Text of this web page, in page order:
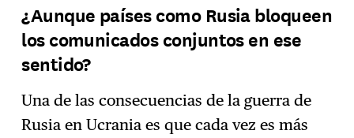
¿Aunque países como Rusia bloqueen
los comunicados conjuntos en ese
sentido?
Una de las consecuencias de la guerra de
Rusia en Ucrania es que cada vez es más